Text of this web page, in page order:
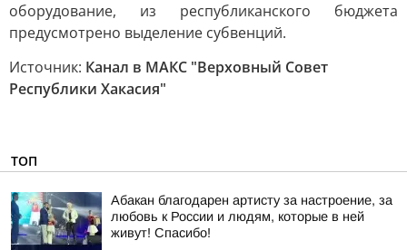
оборудование, из республиканского бюджета
предусмотрено выделение субвенций.
Источник: Канал в МАКС "Верховный Совет
Республики Хакасия"
ТОП
Абакан благодарен артисту за настроение, за
любовь к России и людям, которые в ней
живут! Спасибо!